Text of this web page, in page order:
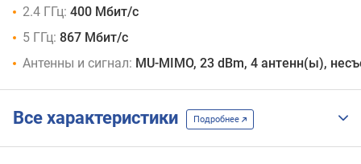
2.4 ГГц: 400 Мбит/с
5 ГГц: 867 Мбит/с
Антенны и сигнал: MU-MIMO, 23 dBm, 4 антенн(ы),
Все характеристики Подробнее